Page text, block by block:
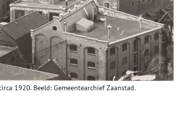
1920. Beeld: Gemeentearchief Zaanstad.